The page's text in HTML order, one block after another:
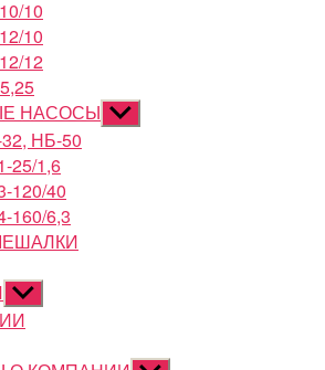
10
10
12
НАСОСЫ Показывать
подменю
НБ-50
25/1,6
120/40
160/6,3
Показывать
подменю